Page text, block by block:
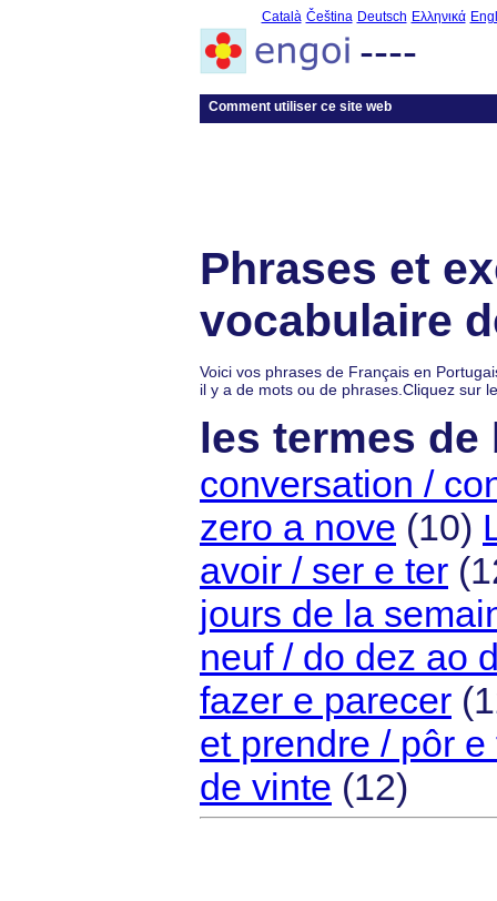
Català Čeština Deutsch Ελληνικά
----
Comment utiliser ce site web
Phrases et
vocabulaire
Voici vos phrases de Français en
il y a de mots ou de phrases.Cliquez sur
les termes de
conversation /
zero a nove (10)
avoir / ser e ter
jours de la
neuf / do dez ao
fazer e parecer
et prendre / pôr e
de vinte (12)